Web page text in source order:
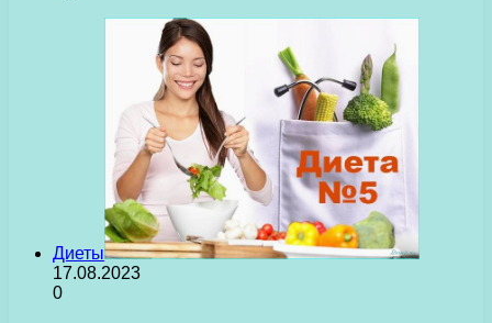
Диеты
17.08.2023
0